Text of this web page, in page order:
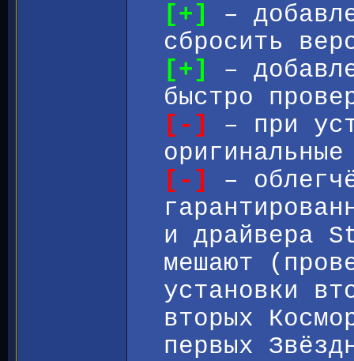
[+]
–
сбросить
[+]
–
быстро
[-]
– при
[-]
–
и драйвера
мешают
установки
вторых
первых